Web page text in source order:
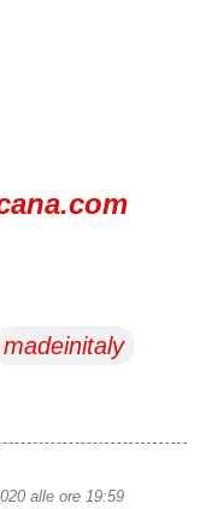
madeinitaly
alle ore 19:59